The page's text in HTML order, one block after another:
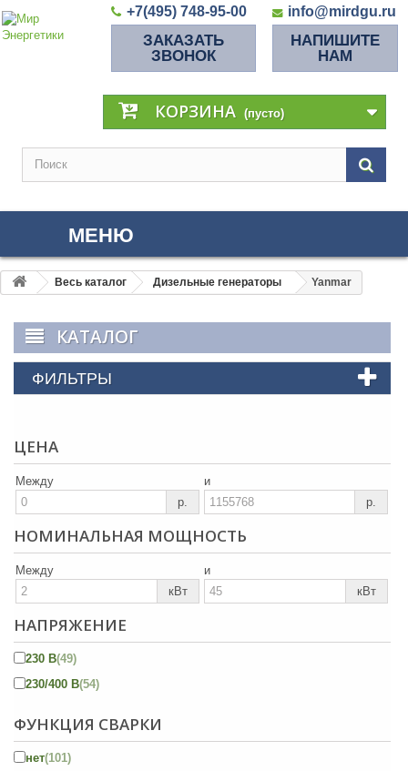
+7(495) 748-95-00 info@mirdgu.ru
ЗАКАЗАТЬ
ЗВОНОК
НАПИШИТЕ
НАМ
КОРЗИНА (пусто)
МЕНЮ
Весь каталог Дизельные генераторы Yanmar
КАТАЛОГ
ФИЛЬТРЫ
ЦЕНА
Между
р.
и
р.
НОМИНАЛЬНАЯ МОЩНОСТЬ
Между
кВт
и
кВт
НАПРЯЖЕНИЕ
230 В(49)
230/400 В(54)
ФУНКЦИЯ СВАРКИ
нет(101)